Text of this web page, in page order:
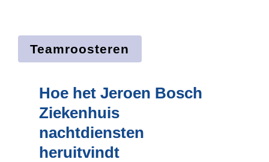
Teamroosteren
Hoe het Jeroen Bosch
Ziekenhuis
nachtdiensten
heruitvindt